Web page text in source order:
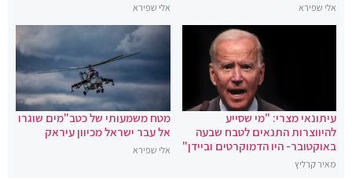
אלי שפירא אלי שפירא
עיתונאי מצרי: "מי שסייע
להיווצרות התנאים לטבח שבעה
באוקטובר- היו הדמוקרטים וביידן"
מאיר קרליץ
מטח משמעותי של כטב"מים שוגרו
אל עבר ישראל מכיוון עיראק
אלי שפירא